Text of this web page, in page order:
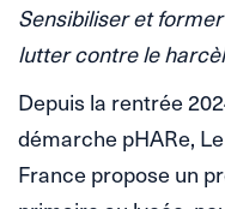
Sensibiliser et
lutter contre le
Depuis la rentrée
démarche pHARe,
France propose un